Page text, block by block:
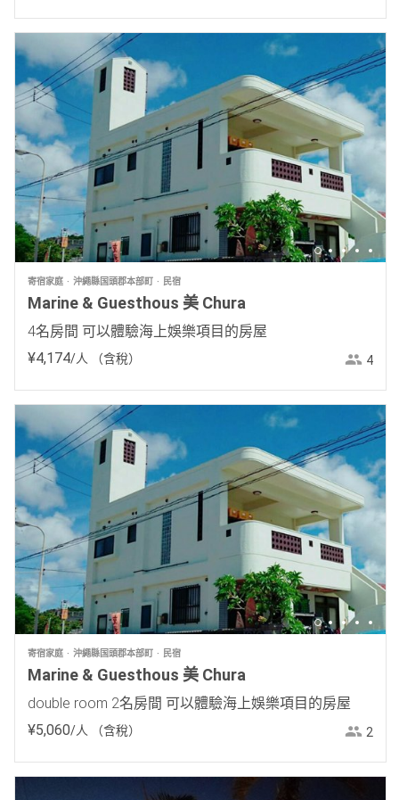
寄宿家庭 沖繩縣国頭郡本部町 民宿
Marine & Guesthous 美 Chura
4名房間 可以體驗海上娛樂項目的房屋
¥4,174/人 （含稅） 4
寄宿家庭 沖繩縣国頭郡本部町 民宿
Marine & Guesthous 美 Chura
double room 2名房間 可以體驗海上娛樂項目的房屋
¥5,060/人 （含稅） 2